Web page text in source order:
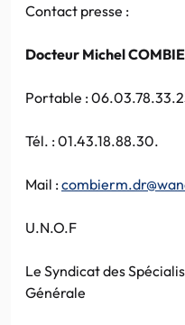
Contact presse :
Docteur Michel
Portable :
Tél. : 01.43.18.88.30.
Mail :
U.N.O.F
Le Syndicat des
Générale